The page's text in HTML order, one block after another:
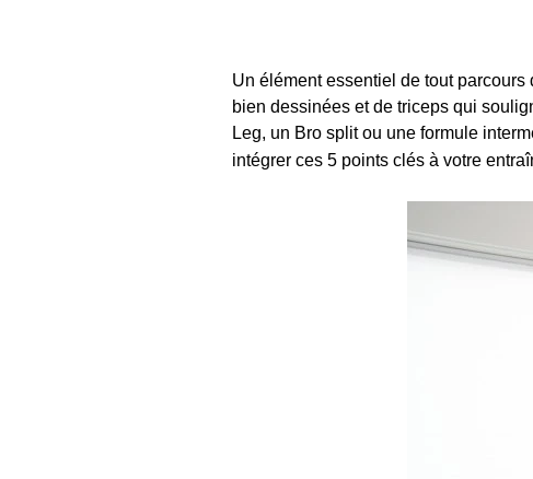
Un élément essentiel de tout
bien dessinées et de triceps qui
Leg, un Bro split ou une formule
intégrer ces 5 points clés à votre